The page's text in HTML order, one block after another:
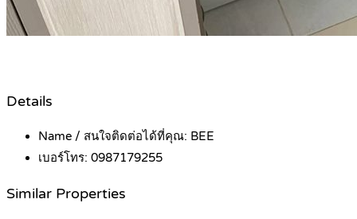
Details
Name / สนใจติดต่อได้ที่คุณ: BEE
เบอร์โทร: 0987179255
Similar Properties